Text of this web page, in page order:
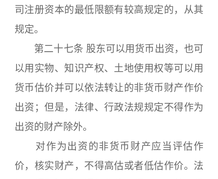
司注册资本的最低限额有较高规定的，从其
规定。
第二十七条 股东可以用货币出资，也可
以用实物、知识产权、土地使用权等可以用
货币估价并可以依法转让的非货币财产作价
出资；但是，法律、行政法规规定不得作为
出资的财产除外。
对作为出资的非货币财产应当评估作
价，核实财产，不得高估或者低估作价。法